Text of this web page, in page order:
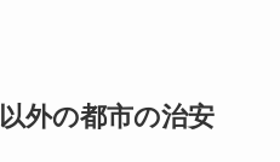
外の都市の治安